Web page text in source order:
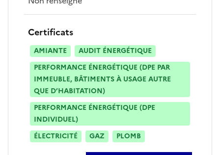
Certificats
AMIANTE
AUDIT ÉNERGÉTIQUE
PERFORMANCE ÉNERGÉTIQUE (DPE PAR
IMMEUBLE, BÂTIMENTS À USAGE AUTRE
QUE D’HABITATION)
PERFORMANCE ÉNERGÉTIQUE (DPE
INDIVIDUEL)
ÉLECTRICITÉ
GAZ PLOMB